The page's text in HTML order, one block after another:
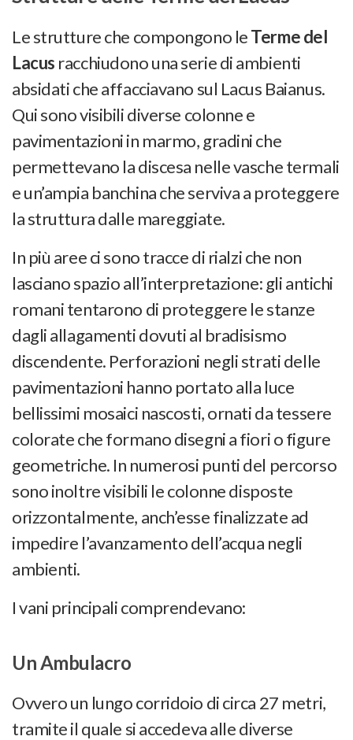
Le strutture che compongono leTerme del
Lacus racchiudono una serie di ambienti
absidati che affacciavano sul Lacus Baianus.
Qui sono visibili diverse colonne e
pavimentazioni in marmo, gradini che
permettevano la discesa nelle vasche termali
e un’ampia banchina che serviva a proteggere
la struttura dalle mareggiate.
In più aree ci sono tracce di rialzi che non
lasciano spazio all’interpretazione: gli antichi
romani tentarono di proteggere le stanze
dagli allagamenti dovuti al bradisismo
discendente. Perforazioni negli strati delle
pavimentazioni hanno portato alla luce
bellissimi mosaici nascosti, ornati da tessere
colorate che formano disegni a fiori o figure
geometriche. In numerosi punti del percorso
sono inoltre visibili le colonne disposte
orizzontalmente, anch’esse finalizzate ad
impedire l’avanzamento dell’acqua negli
ambienti.
I vani principali comprendevano:
Un Ambulacro
Ovvero un lungo corridoio di circa 27 metri,
tramite il quale si accedeva alle diverse